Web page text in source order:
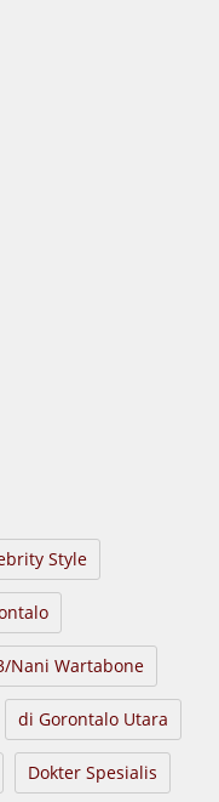
Style
Nani Wartabone
di Gorontalo Utara
Dokter Spesialis